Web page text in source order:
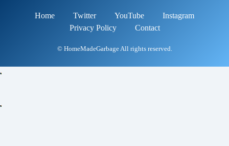
Home Twitter YouTube
Instagram
Privacy Policy
Contact
© HomeMadeGarbage All rights reserved.